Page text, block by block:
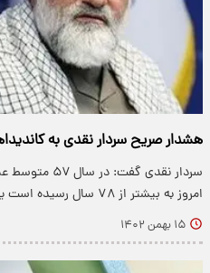
هشدار صریح سردار نقدی به
امروز به بیشتر از ۷۸ سال رسیده است یعنی به ازای…
۱۵ بهمن ۱۴۰۲